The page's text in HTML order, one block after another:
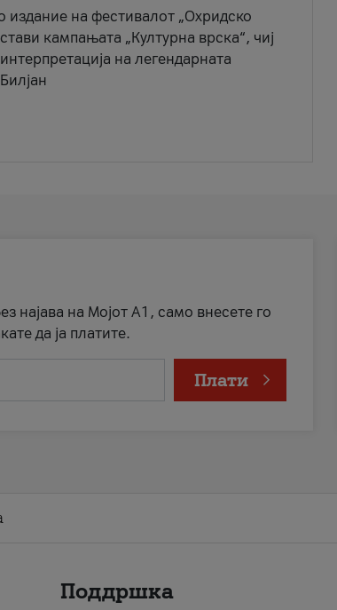
на фестивалот „Охридско
кампањата „Културна врска“, чиј
на легендарната
најава на Мојот А1, само внесете го
да ја платите.
Плати
Поддршка